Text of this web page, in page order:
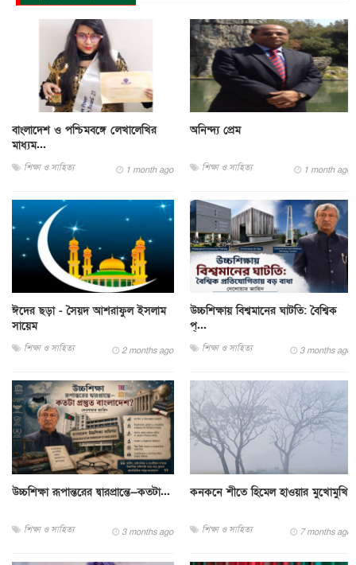
বাংলাদেশ ও পশ্চিমবঙ্গে লেখালেখির
মাধ্যম...
শিক্ষা ও সাহিত্য 1 month ago
অনিন্দ্য প্রেম
শিক্ষা ও সাহিত্য 1 month ago
ঈদের ছড়া - সৈয়দ আশরাফুল ইসলাম
সায়েম
শিক্ষা ও সাহিত্য 2 months ago
উচ্চশিক্ষায় বিশ্বমানের ঘাটতি: বৈশ্বিক
প্...
শিক্ষা ও সাহিত্য 3 months ago
উচ্চশিক্ষা রূপান্তরের দ্বারপ্রান্তে—কতটা...
শিক্ষা ও সাহিত্য 3 months ago
কনকনে শীতে হিমেল হাওয়ার মুখোমুখি
শিক্ষা ও সাহিত্য 7 months ago